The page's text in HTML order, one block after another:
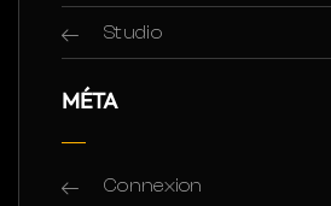
Studio
MÉTA
Connexion